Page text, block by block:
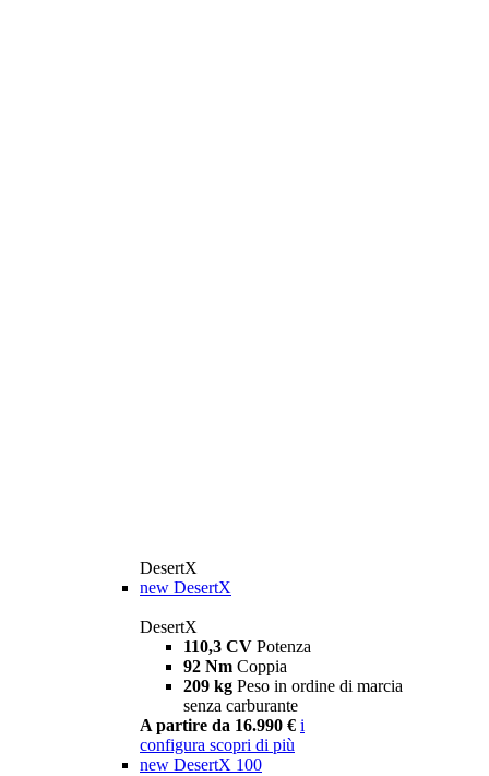
DesertX
new DesertX
DesertX
110,3 CV Potenza
92 Nm Coppia
209 kg Peso in ordine di marcia
senza carburante
A partire da 16.990 € i
configura scopri di più
new DesertX 100